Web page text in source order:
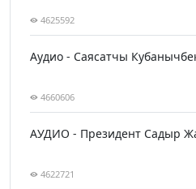
4625592
Аудио - Саясатчы
4660606
АУДИО - Президент Садыр
4622721